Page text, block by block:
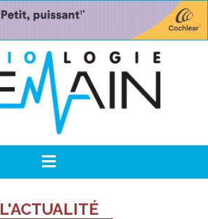
L'ACTUALITÉ